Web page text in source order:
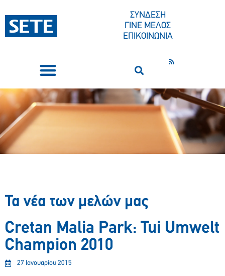
ΣΥΝΔΕΣΗ
ΓΙΝΕ ΜΕΛΟΣ
ΕΠΙΚΟΙΝΩΝΙΑ
Τα νέα των μελών μας
Cretan Malia Park: Tui Umwelt
Champion 2010
27 Ιανουαρίου 2015